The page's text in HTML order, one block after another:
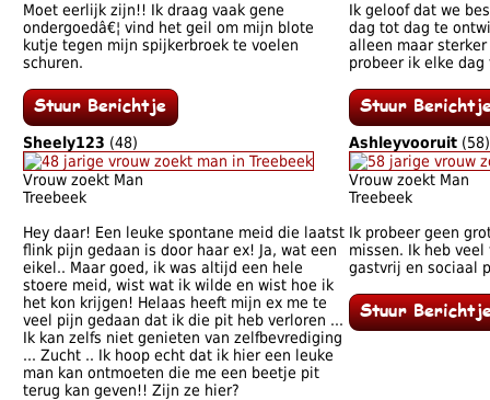
Moet eerlijk zijn!! Ik draag vaak gene
ondergoedâ€¦ vind het geil om mijn blote
kutje tegen mijn spijkerbroek te voelen
schuren.
Ik geloof dat we
dag tot dag te
alleen maar
probeer ik elke dag
Sheely123 (48)
Vrouw zoekt Man
Treebeek
Hey daar! Een leuke spontane meid die laatst
flink pijn gedaan is door haar ex! Ja, wat een
eikel.. Maar goed, ik was altijd een hele
stoere meid, wist wat ik wilde en wist hoe ik
het kon krijgen! Helaas heeft mijn ex me te
veel pijn gedaan dat ik die pit heb verloren ...
Ik kan zelfs niet genieten van zelfbevrediging
... Zucht .. Ik hoop echt dat ik hier een leuke
man kan ontmoeten die me een beetje pit
terug kan geven!! Zijn ze hier?
Ashleyvooruit (58)
Vrouw zoekt Man
Treebeek
Ik probeer geen
missen. Ik heb
gastvrij en sociaal